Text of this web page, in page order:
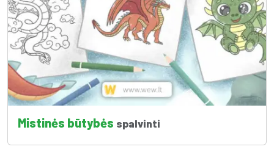
Mistinės būtybės spalvinti